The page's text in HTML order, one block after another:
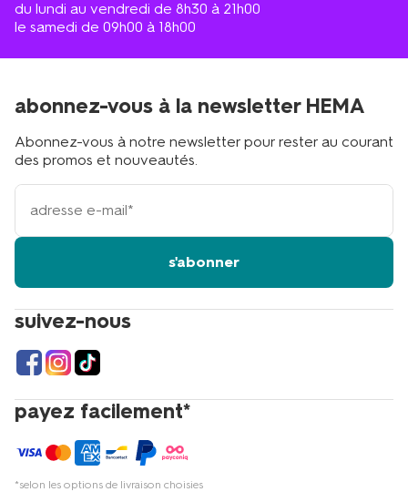
du lundi au vendredi de 8h30 à 21h00
le samedi de 09h00 à 18h00
suivez-nous
payez facilement*
*selon les options de livraison choisies
abonnez-vous à la newsletter HEMA
Abonnez-vous à notre newsletter pour rester au courant
des promos et nouveautés.
votre
adresse
s'abonner